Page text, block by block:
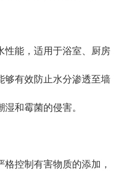
性能，适用于浴室、厨房
够有效防止水分渗透至墙
和霉菌的侵害。
控制有害物质的添加，